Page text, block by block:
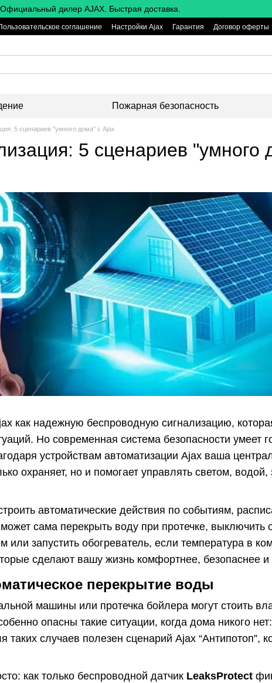
Официальный дилер AJAX. Быстрая доставка.
соглашение Настройки Ajax Гарантия Договор оферты
Пожарная безопасность
5 сценариев "умного дома" с Ajax
5 сценариев "умного
как надежную беспроводную сигнализацию,
Но современная система безопасности умеет
устройствам автоматизации Ajax ваша
охраняет, но и помогает управлять светом,
автоматические действия по событиям,
сама перекрыть воду при протечке, выключить
или запустить обогреватель, если температура в
сделают вашу жизнь комфортнее, безопаснее и
перекрытие воды
машины или протечка бойлера могут стоить
опасны такие ситуации, когда дома никого
таких случаев полезен сценарий Ajax “Антипотоп”,
как только беспроводной датчик LeaksProtect